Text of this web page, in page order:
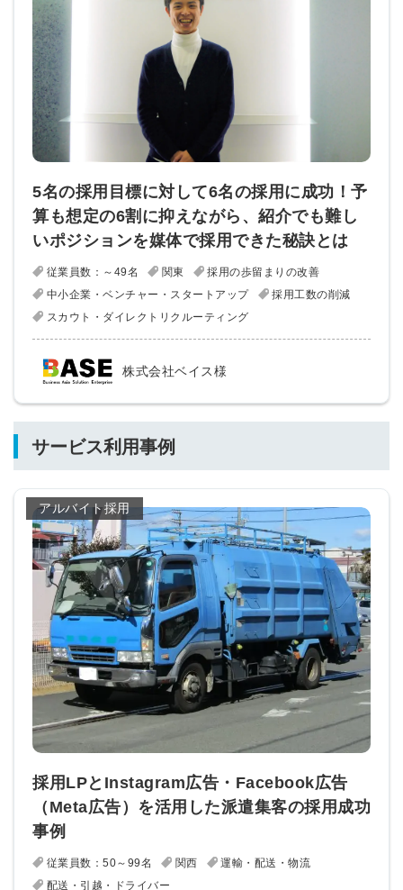
5名の採用目標に対して6名の採用に成功！予
算も想定の6割に抑えながら、紹介でも難し
いポジションを媒体で採用できた秘訣とは
従業員数：～49名 関東
採用の歩留まりの改善
中小企業・ベンチャー・スタートアップ
採用工数の削減
スカウト・ダイレクトリクルーティング
株式会社ベイス様
サービス利用事例
アルバイト採用
採用LPとInstagram広告・Facebook広告
（Meta広告）を活用した派遣集客の採用成功
事例
従業員数：50～99名 関西
運輸・配送・物流
配送・引越・ドライバー